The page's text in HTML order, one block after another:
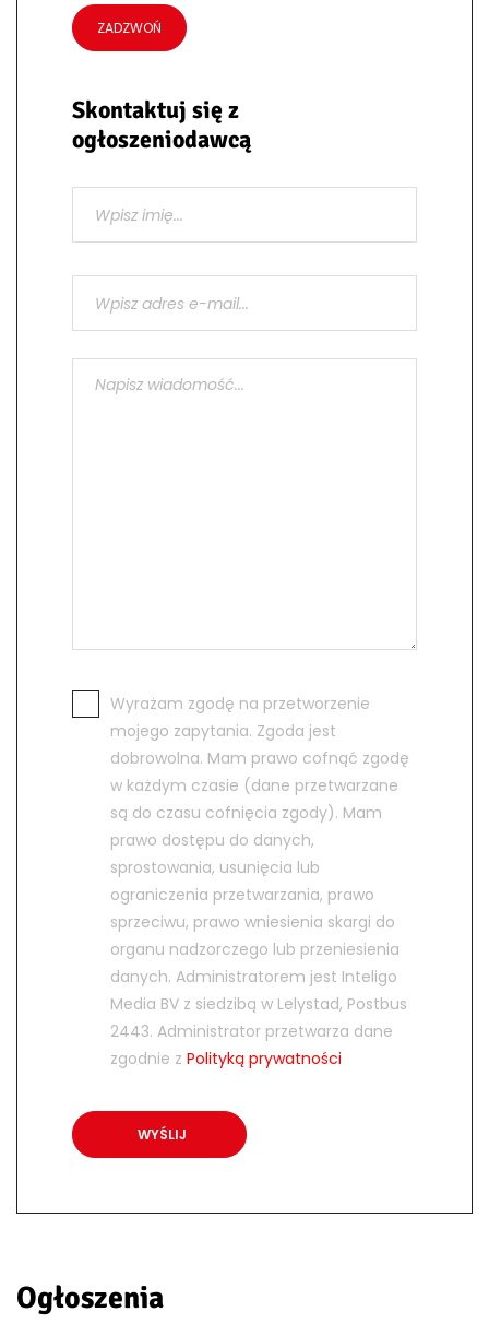
ZADZWOŃ
Skontaktuj się z
ogłoszeniodawcą
Wyrażam zgodę na przetworzenie
mojego zapytania. Zgoda jest
dobrowolna. Mam prawo cofnąć zgodę
w każdym czasie (dane przetwarzane
są do czasu cofnięcia zgody). Mam
prawo dostępu do danych,
sprostowania, usunięcia lub
ograniczenia przetwarzania, prawo
sprzeciwu, prawo wniesienia skargi do
organu nadzorczego lub przeniesienia
danych. Administratorem jest Inteligo
Media BV z siedzibą w Lelystad, Postbus
2443. Administrator przetwarza dane
zgodnie z Polityką prywatności
Ogłoszenia